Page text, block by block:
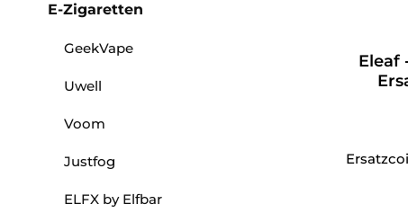
E-Zigaretten
GeekVape
Uwell
Voom
Justfog
ELFX by Elfbar
Eleaf